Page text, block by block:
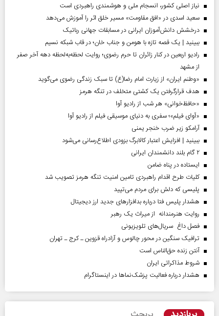
نیاز اصلی کشور، انسجام ملی و هوشمندی راهبردی است
سعید اسدی در «افق مقاومت» مسیر خلق اثر را آموزش می‌دهد
درخشش دانش‌آموزان ایرانی در مسابقات جهانی رباتیک
ببینید | یک قصه تازه با هومن و جناب‌ خان؛ در قاب شبکه نسیم
رادیو اربعین در کنار زائران تا حرم رضوی؛ روایت لحظه‌به‌لحظه دهه آخر صفر
از مشهد
«وطنم ایران» از زیارت امام رضا(ع) تا سبک زندگی رضوی می‌گوید
هدف قرارگرفتن یک کشتی متخلف در تنگه هرمز
«حافظ‌خوانی» هر شب از رادیو آوا
«آوای فیلم»؛ سفری به دنیای موسیقی فیلم از رادیو آوا
آرامکو زیر ضرب خنجر یمنی
ببینید | افزایش اعتبار کالابرگ بزودی اطلاع‌رسانی می‌شود
۲ گام بلند دانشمندان ایرانی
ایستاده در پناه ضامن
کلیات طرح اقدام راهبردی تامین امنیت تنگه هرمز تصویب شد
پلیسی که دلش برای مردم می‌تپید
هشدار پلیس فتا درباره بدافزار‌های جدید ارز دیجیتال
روایت هنرمندانه از میراث یک رهبر
فصل داغ سریال‌های تلویزیونی
ترافیک سنگین در محور چالوس و آزادراه قزوین ـ کرج ـ تهران
آنتن زنده حق‌الناس است
شروط مذاکراتی ایران
هشدار درباره فعالیت پزشک‌نما‌ها در اینستاگرام